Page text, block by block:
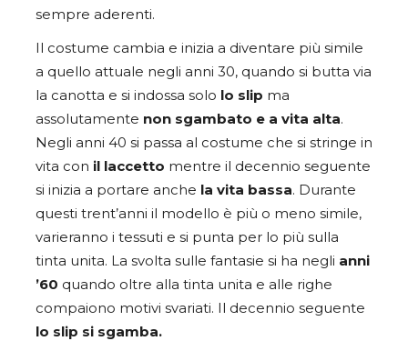
sempre aderenti.
Il costume cambia e inizia a diventare più simile
a quello attuale negli anni 30, quando si butta via
la canotta e si indossa solo lo slip ma
assolutamente non sgambato e a vita alta.
Negli anni 40 si passa al costume che si stringe in
vita con il laccetto mentre il decennio seguente
si inizia a portare anche la vita bassa. Durante
questi trent’anni il modello è più o meno simile,
varieranno i tessuti e si punta per lo più sulla
tinta unita. La svolta sulle fantasie si ha negli anni
’60 quando oltre alla tinta unita e alle righe
compaiono motivi svariati. Il decennio seguente
lo slip si sgamba.